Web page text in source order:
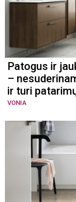
Patogus ir
–
ir turi
VONIA